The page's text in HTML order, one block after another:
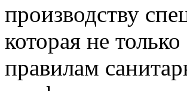
производству
которая не
правилам